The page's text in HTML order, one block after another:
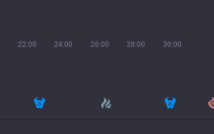
22:00 24:00 26:00 28:00 30:00